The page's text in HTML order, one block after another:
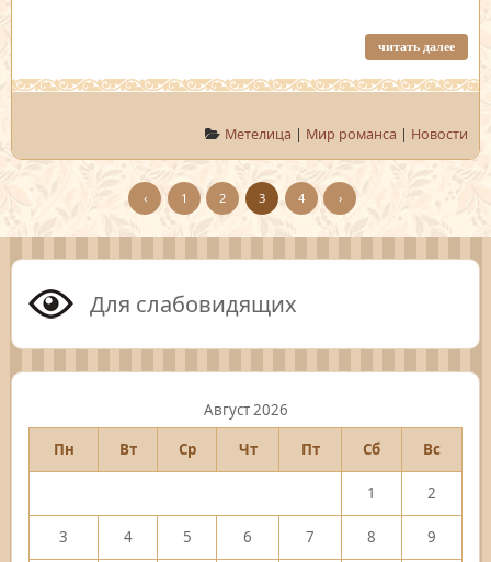
читать далее
Метелица | Мир романса | Новости
‹ 1 2 3 4 ›
Для слабовидящих
Август 2026
Пн
Вт Ср Чт Пт Сб Вс
1 2
3 4 5 6 7 8 9